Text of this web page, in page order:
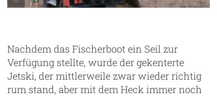
Nachdem das Fischerboot ein Seil zur
Verfügung stellte, wurde der gekenterte
Jetski, der mittlerweile zwar wieder richtig
rum stand, aber mit dem Heck immer noch